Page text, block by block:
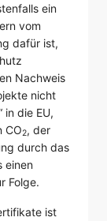
ein
vom
dafür ist,
Nachweis
nicht
in die EU,
CO2, der
durch das
einen
Folge.
ist